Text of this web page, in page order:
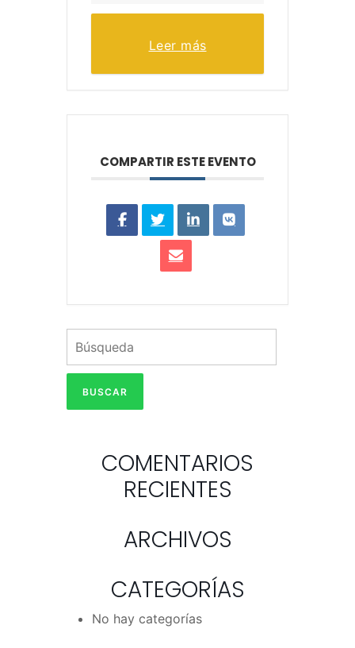
Leer más
COMPARTIR ESTE EVENTO
COMENTARIOS
RECIENTES
ARCHIVOS
CATEGORÍAS
No hay categorías